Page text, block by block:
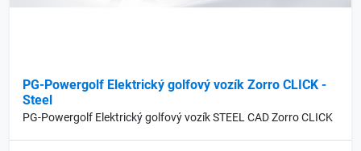
PG-Powergolf Elektrický golfový vozík Zorro CLICK -
Steel
PG-Powergolf Elektrický golfový vozík STEEL CAD Zorro CLICK